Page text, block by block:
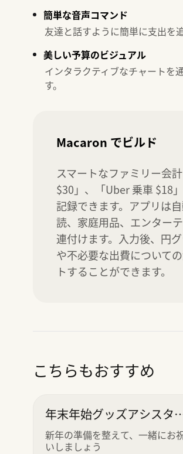
簡単な音声コマンド
友達と話すように簡単に支出を
美しい予算のビジュアル
インタラクティブなチャートを
す。
Macaron でビルド
スマートなファミリー会
$30」、「Uber 乗車 $18
記録できます。アプリは
読、家庭用品、エンター
連付けます。入力後、円
や不必要な出費について
トすることができます。
こちらもおすすめ
年末年始グッズアシスタ
ト
新年の準備を整えて、一緒にお
いしましょう